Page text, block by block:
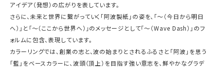
アイデア（発想）の広がりを表しています。
さらに、未来と世界に繋がっていく「阿波製紙」の姿を、「～（今日から明日
へ）」と「～（ここから世界へ）」のメッセージとして「～（Wave Dash）」のフ
ォルムに包含、表現しています。
カラーリングでは、創業の志と、波の始まりとされるふるさと「阿波」を思う
「藍」をベースカラーに、波頭（頂上）を目指す強い意志を、鮮やかなグラデ